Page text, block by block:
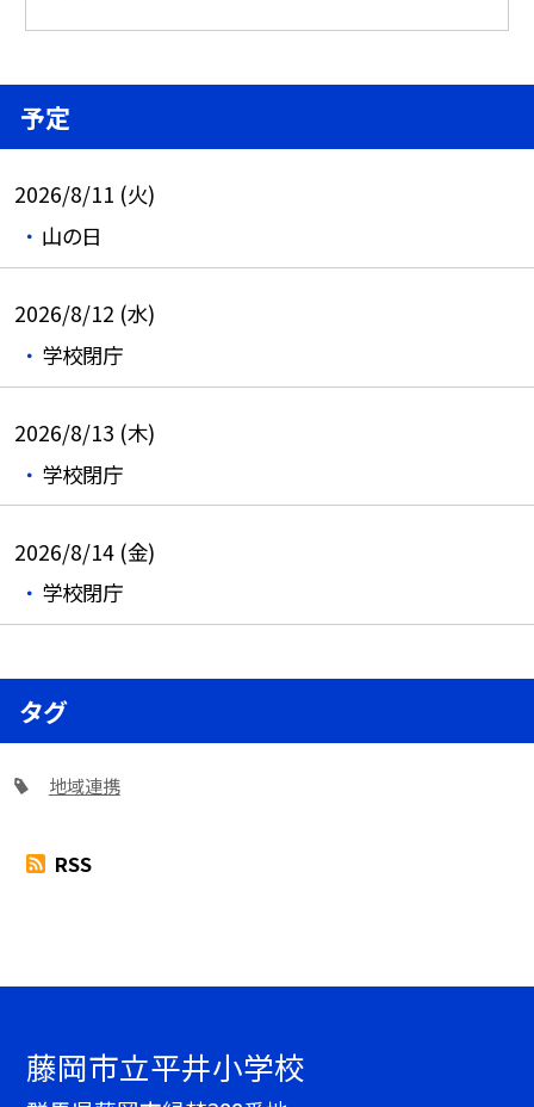
予定
2026/8/11 (火)
山の日
2026/8/12 (水)
学校閉庁
2026/8/13 (木)
学校閉庁
2026/8/14 (金)
学校閉庁
タグ
地域連携
RSS
藤岡市立平井小学校